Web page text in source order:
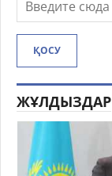
ҚОСУ
ЖҰЛДЫЗДАР